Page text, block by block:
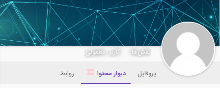
نقش‌ها:
کاربر معمولی,
پروفایل
دیوار محتوا روابط